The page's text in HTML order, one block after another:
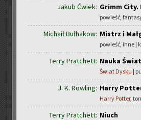
Jakub Ćwiek: Grimm City.
powieść,
Michaił Bułhakow: Mistrz i
powieść, inne |
Terry Pratchett: Nauka
Świat Dysku |
J. K. Rowling: Harry
Harry Potter,
Terry Pratchett: Niuch